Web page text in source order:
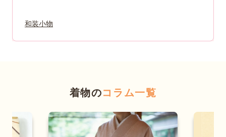
和装小物
着物のコラム一覧